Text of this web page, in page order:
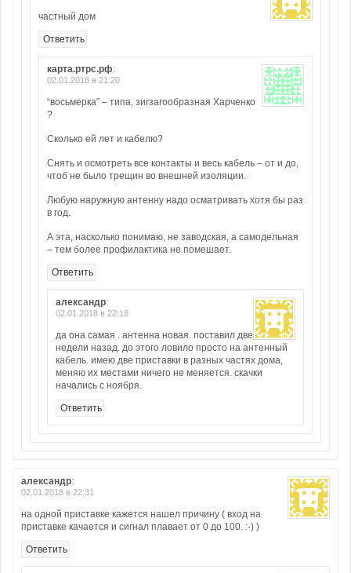
частный дом
Ответить
карта.ртрс.рф:
02.01.2018 в 21:20
“восьмерка” – типа, зигзагообразная Харченко
?
Сколько ей лет и кабелю?
Снять и осмотреть все контакты и весь кабель – от и до,
чтоб не было трещин во внешней изоляции.
Любую наружную антенну надо осматривать хотя бы раз
в год.
А эта, насколько понимаю, не заводская, а самодельная
– тем более профилактика не помешает.
Ответить
александр:
02.01.2018 в 22:18
да она самая . антенна новая. поставил две
недели назад. до этого ловило просто на антенный
кабель. имею две приставки в разных частях дома,
меняю их местами ничего не меняется. скачки
начались с ноября.
Ответить
александр:
02.01.2018 в 22:31
на одной приставке кажется нашел причину ( вход на
приставке качается и сигнал плавает от 0 до 100. :-) )
Ответить